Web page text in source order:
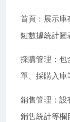
首頁：展示庫
鍵數據統計圖
採購管理：包
單、採購入庫
銷售管理：設
銷售統計等欄